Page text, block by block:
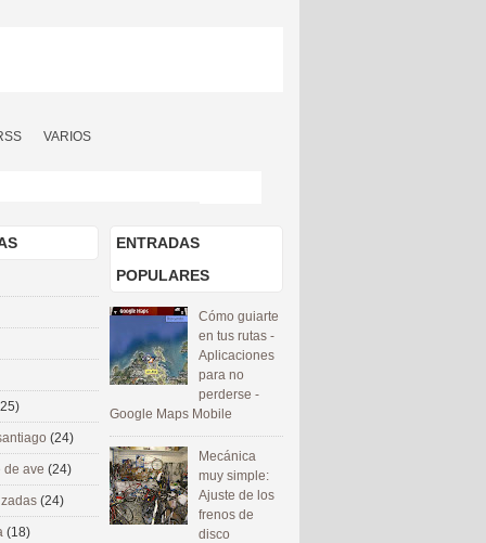
VARIOS
ENTRADAS
POPULARES
Cómo guiarte
en tus rutas -
Aplicaciones
para no
perderse -
Google Maps Mobile
Mecánica
muy simple:
Ajuste de los
frenos de
disco
(24)
de ave (24)
(24)
(18)